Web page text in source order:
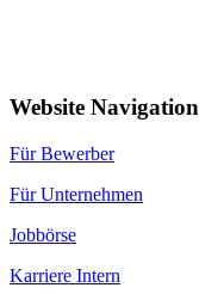
Website Navigation
Für Bewerber
Für Unternehmen
Jobbörse
Karriere Intern